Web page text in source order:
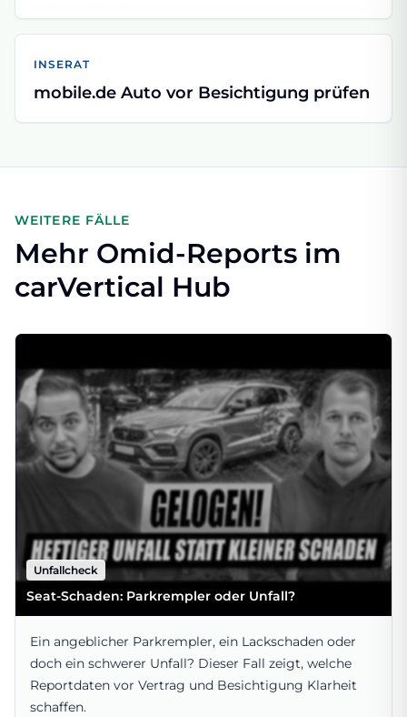
INSERAT
mobile.de Auto vor Besichtigung prüfen
WEITERE FÄLLE
Mehr Omid-Reports im
carVertical Hub
Unfallcheck
Seat-Schaden: Parkrempler oder Unfall?
Ein angeblicher Parkrempler, ein Lackschaden oder
doch ein schwerer Unfall? Dieser Fall zeigt, welche
Reportdaten vor Vertrag und Besichtigung Klarheit
schaffen.